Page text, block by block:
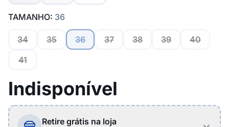
TAMANHO: 36
34 35 36 37 38 39
40
41
Indisponível
Retire grátis na loja